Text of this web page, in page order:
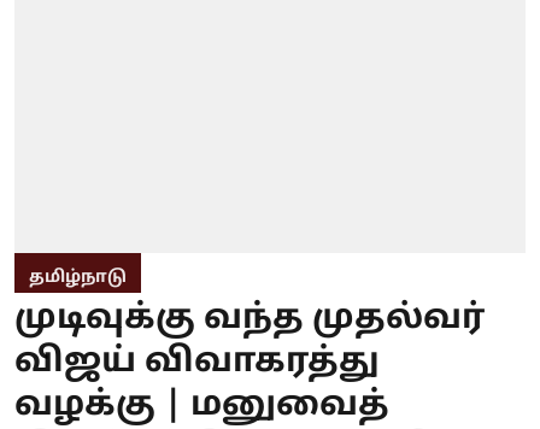
தமிழ்நாடு
முடிவுக்கு வந்த முதல்வர்
விஜய் விவாகரத்து
வழக்கு | மனுவைத்